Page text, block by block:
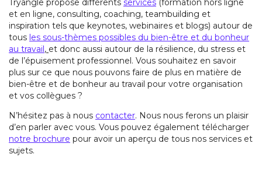
Tryangle propose différents services (formation hors ligne
et en ligne, consulting, coaching, teambuilding et
inspiration tels que keynotes, webinaires et blogs) autour de
tous les sous-thèmes possibles du bien-être et du bonheur
au travail, et donc aussi autour de la résilience, du stress et
de l’épuisement professionnel. Vous souhaitez en savoir
plus sur ce que nous pouvons faire de plus en matière de
bien-être et de bonheur au travail pour votre organisation
et vos collègues ?
N’hésitez pas à nous contacter. Nous nous ferons un plaisir
d’en parler avec vous. Vous pouvez également télécharger
notre brochure pour avoir un aperçu de tous nos services et
sujets.